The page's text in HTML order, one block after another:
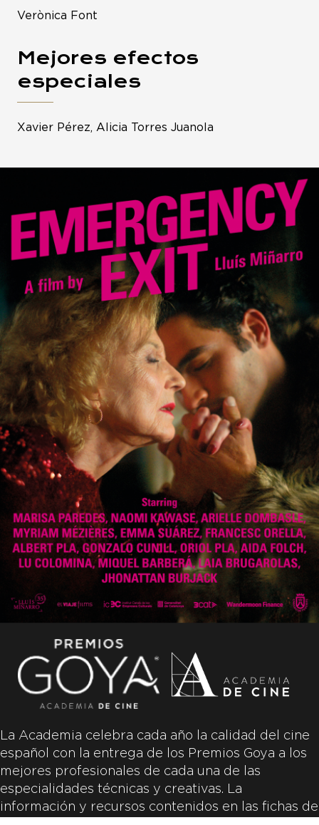
Verònica Font
Mejores efectos
especiales
Xavier Pérez, Alicia Torres Juanola
La Academia celebra cada año la calidad del cine
español con la entrega de los Premios Goya a los
mejores profesionales de cada una de las
especialidades técnicas y creativas. La
información y recursos contenidos en las fichas de